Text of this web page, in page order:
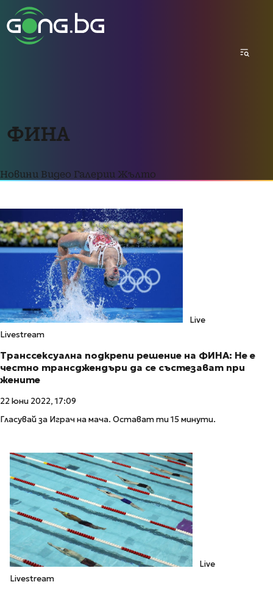
ФИНА
Новини Видео Галерии Жълто
Live
Livestream
Транссексуална подкрепи решение на ФИНА: Не е
честно трансджендъри да се състезават при
жените
22 юни 2022, 17:09
Гласувай за Играч на мача. Остават ти 15 минути.
Live
Livestream